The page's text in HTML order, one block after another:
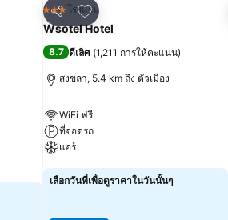
แชร์
เพิ่มในรายการโปรด
3 ดาว โรงแรม
Wsotel Hotel
8.7 ดีเลิศ (1,211 การให้คะแนน)
สงขลา, 5.4 km ถึง ตัวเมือง
WiFi ฟรี
ที่จอดรถ
แอร์
ดูราคา
เลือกวันที่เพื่อดูราคาในวันนั้นๆ